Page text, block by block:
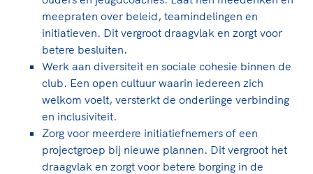
meepraten over beleid, teamindelingen en
initiatieven. Dit vergroot draagvlak en zorgt voor
betere besluiten.
Werk aan diversiteit en sociale cohesie binnen de
club. Een open cultuur waarin iedereen zich
welkom voelt, versterkt de onderlinge verbinding
en inclusiviteit.
Zorg voor meerdere initiatiefnemers of een
projectgroep bij nieuwe plannen. Dit vergroot het
draagvlak en zorgt voor betere borging in de